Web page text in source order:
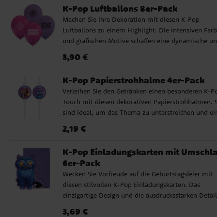
haben möchten. Der Ballon hat einen Durchmesser
von 46 cm und kann mit Luft oder Helium gefüllt
werden. Die Packung enthält Ballongewicht, Schnur
(ca. 1,5 m) und Strohhalm. ✔️ Kann mit Luft oder
Helium gefüllt werden ✔️ Inklusive Ballongewicht,
K-Pop Luftballons 8er-Pack
Machen Sie Ihre Dekoration mit diesen K-Pop-
Luftballons zu einem Highlight. Die intensiven
und grafischen Motive schaffen eine dynamische
Geburtstag mit K-Pop-Thema passt. Die Luftballons
cm und können mit Luft und Helium befüllt werden.
Wenn Sie sie mit Luft aufblasen, empfehlen wir die
Verwendung einer Ballonpumpe.
Preis: 3,90 €
3,90 €
K-Pop Papierstrohhalme 4er-Pack
Verleihen Sie den Getränken einen besonderen K-
Touch mit diesen dekorativen Papierstrohhalmen.
sind ideal, um das Thema zu unterstreichen und
schaffen. Die Strohhalme sind ca. 21 cm lang und die
Preis :2,19 €
2,19 €
K-Pop Einladungskarten mit
6er-Pack
Wecken Sie Vorfreude auf die Geburtstagsfeier mit
diesen stilvollen K-Pop Einladungskarten. Das
einzigartige Design und die ausdrucksstarken
Preis: 3,69 €
3,69 €